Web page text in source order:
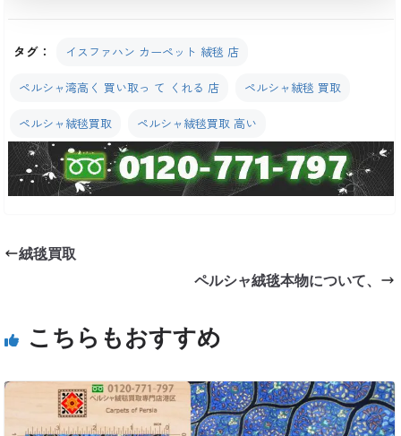
タグ： イスファハン カーペット 絨毯 店
ペルシャ湾高く 買い取っ て くれる 店 ペルシャ絨毯 買取
ペルシャ絨毯買取 ペルシャ絨毯買取 高い
絨毯買取
ペルシャ絨毯本物について、
こちらもおすすめ